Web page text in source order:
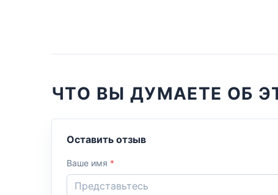
ЧТО ВЫ ДУМАЕТЕ ОБ
Оставить отзыв
Ваше имя *